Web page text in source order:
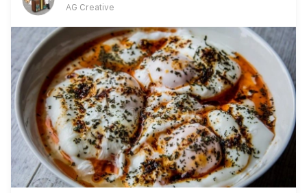
AG Creative